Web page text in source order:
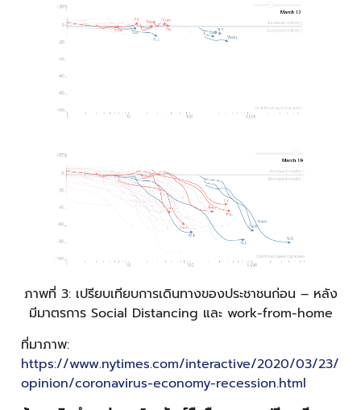
ภาพที่ 3: เปรียบเทียบการเดินทางของประชาชนก่อน – หลัง
มีมาตรการ Social Distancing และ work-from-home
ที่มาภาพ:
https://www.nytimes.com/interactive/2020/03/23/
opinion/coronavirus-economy-recession.html